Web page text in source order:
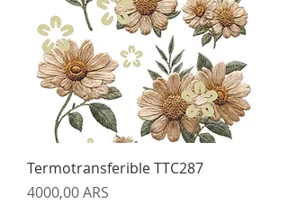
Termotransferible TTC287
Precio
4000,00 ARS